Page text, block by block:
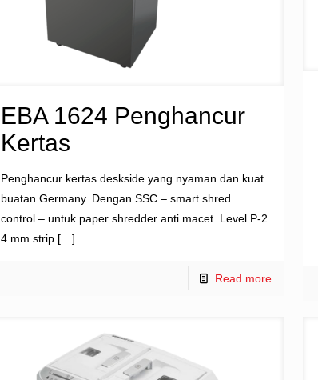
EBA 1624 Penghancur
Kertas
Penghancur kertas deskside yang nyaman dan kuat
buatan Germany. Dengan SSC – smart shred
control – untuk paper shredder anti macet. Level P-2
4 mm strip[…]
Read more